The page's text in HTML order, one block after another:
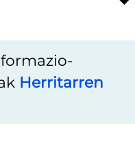
Herritarren